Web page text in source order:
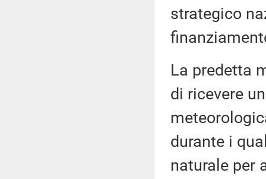
strategico
La predetta
di ricevere
durante i
naturale per